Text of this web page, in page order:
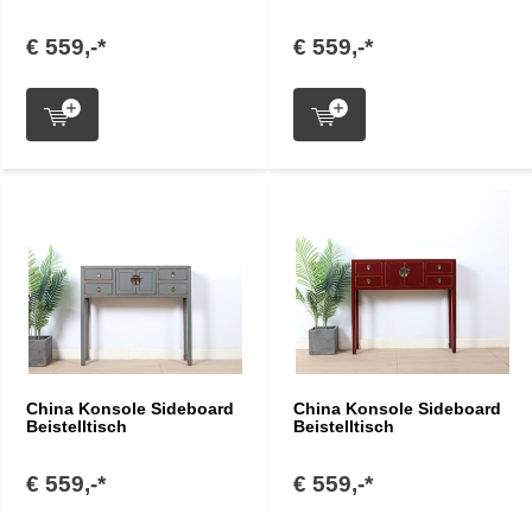
€ 559,-* € 559,-*
China Konsole Sideboard
Beistelltisch
€ 559,-*
China Konsole Sideboard
Beistelltisch
€ 559,-*